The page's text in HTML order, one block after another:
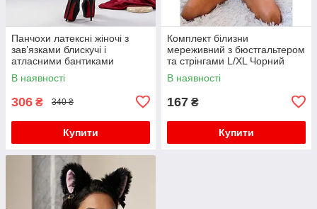
Панчохи латексні жіночі з
зав’язками блискучі і
атласними бантиками
S/M/L/XL (2,3,4) Чорні
В наявності
306 ₴ 340 ₴
Купити
Комплект білизни
мереживний з бюстгальтером
та стрінгами L/XL Чорний
В наявності
167 ₴
Купити